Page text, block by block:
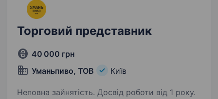
Торговий представник
40 000 грн
Уманьпиво, ТОВ
Київ
Неповна зайнятість. Досвід роботи від 1 року.